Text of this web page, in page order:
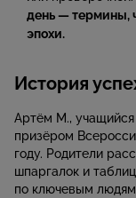
день — термины,
эпохи.
История
Артём М., учащийся
призёром
году. Родители
шпаргалок и
по ключевым